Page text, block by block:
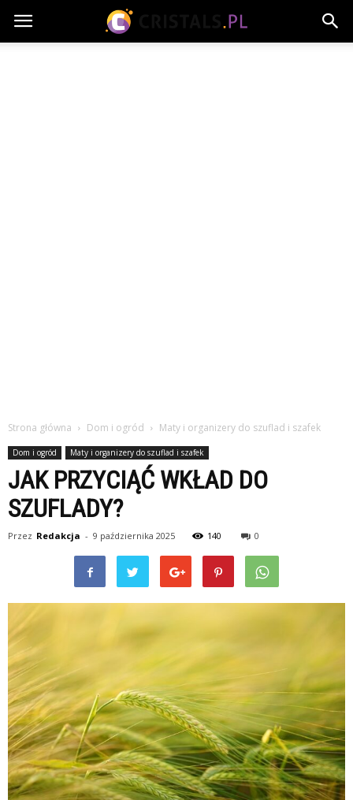
Strona główna Dom i ogród Maty i organizery do szuflad i szafek
Dom i ogród Maty i organizery do szuflad i szafek
JAK PRZYCIĄĆ WKŁAD DO
SZUFLADY?
Przez Redakcja - 9 października 2025 140 0